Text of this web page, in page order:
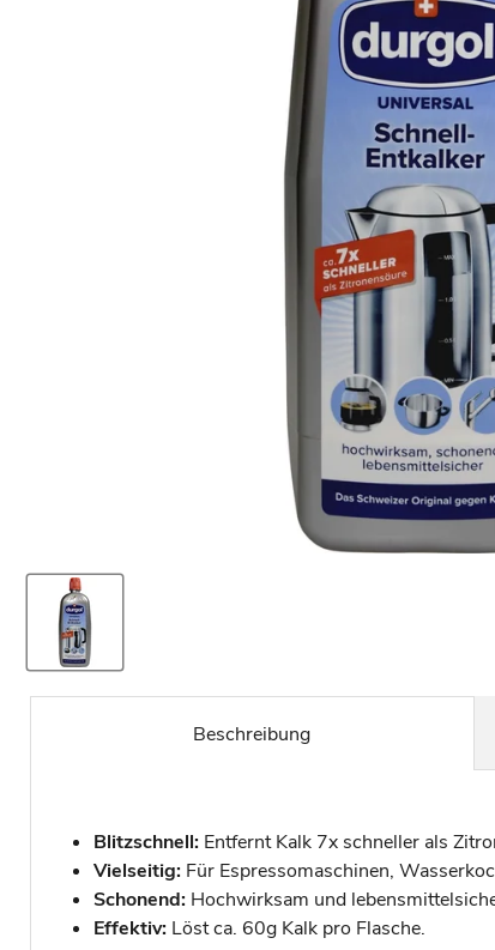
Beschreibung
Blitzschnell: Entfernt Kalk 7x schneller als
Vielseitig: Für Espressomaschinen,
Schonend: Hochwirksam und
Effektiv: Löst ca. 60g Kalk pro Flasche.